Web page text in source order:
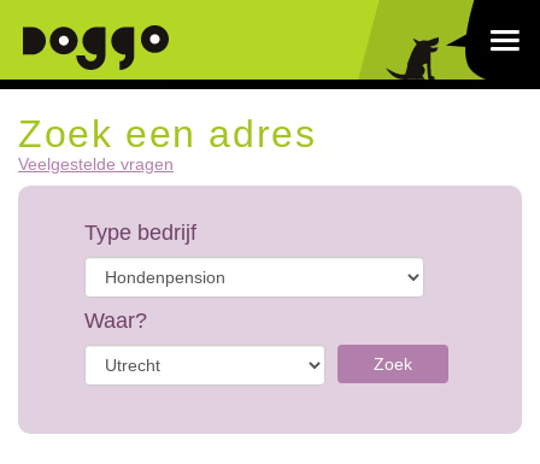
Zoek een adres
Veelgestelde vragen
Type bedrijf
Waar?
Zoek